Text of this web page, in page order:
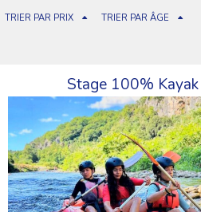
Le tir de stratégie offre une
réflexion et action,
Participez à des Jeux
et le Paintball
Dans des environnements
colonies de vacances
des jeux tels que le lasergame
activités centrales. Encadrés
participants vivront des
TRIER PAR PRIX TRIER PAR ÂGE
Stage 100%